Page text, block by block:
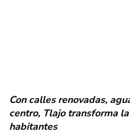
Con calles renovadas,
centro, Tlajo transforma
habitantes